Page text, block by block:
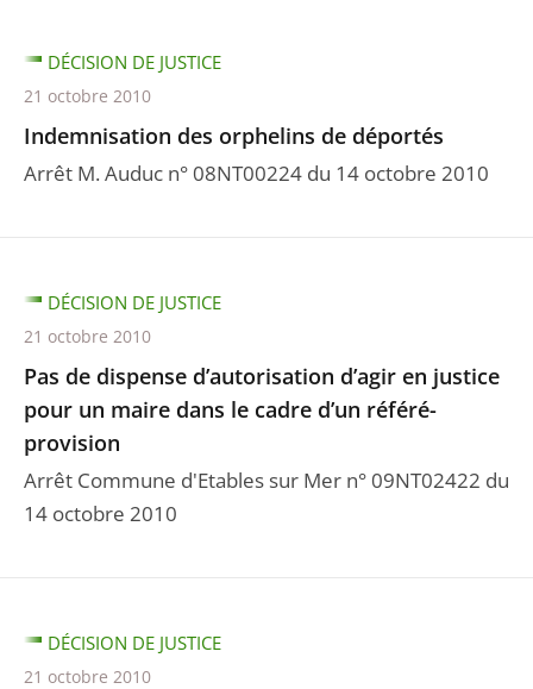
Indemnisation des orphelins de déportés
Arrêt M. Auduc n° 08NT00224 du 14 octobre 2010
DÉCISION DE JUSTICE
21 octobre 2010
Pas de dispense d’autorisation d’agir en justice
pour un maire dans le cadre d’un référé-
provision
Arrêt Commune d'Etables sur Mer n° 09NT02422 du
14 octobre 2010
DÉCISION DE JUSTICE
21 octobre 2010
DÉCISION DE JUSTICE
21 octobre 2010